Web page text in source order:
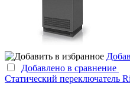
Добавлено в сравнение
Статический переключатель